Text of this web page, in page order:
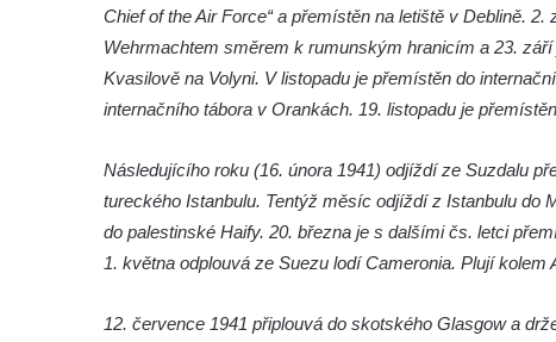
hřbitově v Římově
Pomník obětem 1. světové války v Dolním
Předoníně
Pomník obětem 2. světové války v Plavu
Pamětní deska obětem 1. světové války v
Plavu
Kenotaf Pepiho Meisela na hřbitově v
Dolním Podluží
Dolním Podluží
Chief of the Air Force“ a přemístěn na letiště v Deblině.
Wehrmachtem směrem k rumunským hranicím a 23.
Kvasilově na Volyni. V listopadu je přemístěn do
internačního tábora v Orankách. 19. listopadu je
Následujícího roku (16. února 1941) odjíždí ze Suzdalu
tureckého Istanbulu. Tentýž měsíc odjíždí z Istanbulu do
do palestinské Haify. 20. března je s dalšími čs. letci
1. května odplouvá ze Suezu lodí Cameronia. Plují kolem
12. července 1941 připlouvá do skotského Glasgow a